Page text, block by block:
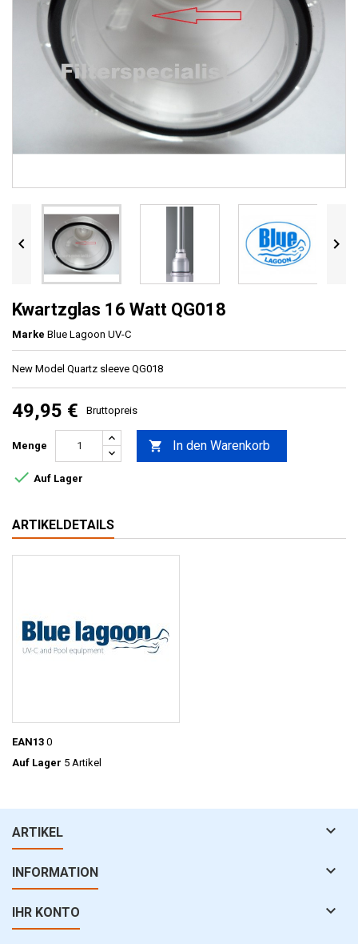
 
Kwartzglas 16 Watt QG018
Marke Blue Lagoon UV-C
New Model Quartz sleeve QG018
49,95 € Bruttopreis
Menge  In den Warenkorb
 Auf Lager
ARTIKELDETAILS
EAN13 0
Auf Lager 5 Artikel
ARTIKEL 
INFORMATION 
IHR KONTO 